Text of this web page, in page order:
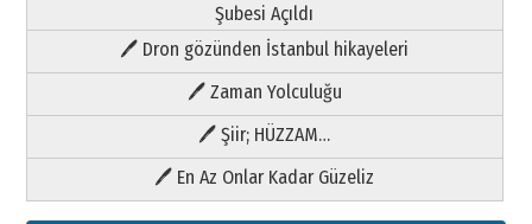
Şubesi Açıldı
🖊 Dron gözünden İstanbul hikayeleri
🖊 Zaman Yolculuğu
🖊 Şiir; HÜZZAM…
🖊 En Az Onlar Kadar Güzeliz